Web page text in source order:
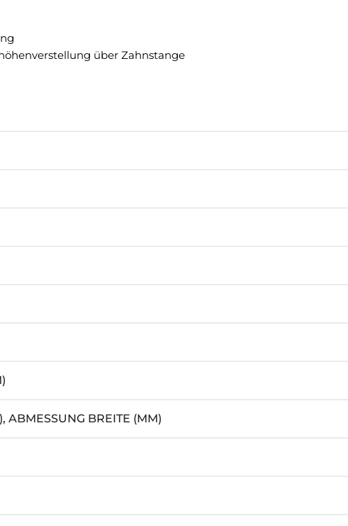
über Zahnstange
ABMESSUNG BREITE (MM)